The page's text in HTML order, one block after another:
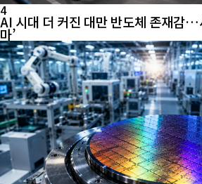
4
AI 시대 더 커진 대만 반도체 존재감…
마’